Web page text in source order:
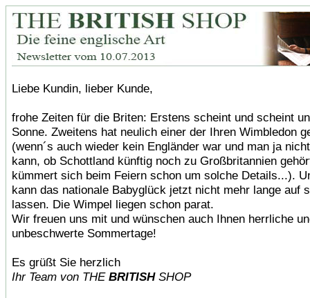
Liebe Kundin, lieber Kunde,
frohe Zeiten für die Briten: Erstens scheint und scheint
Sonne. Zweitens hat neulich einer der Ihren Wimbledon
(wenn´s auch wieder kein Engländer war und man ja
kann, ob Schottland künftig noch zu Großbritannien
kümmert sich beim Feiern schon um solche Details...).
kann das nationale Babyglück jetzt nicht mehr lange auf
lassen. Die Wimpel liegen schon parat.
Wir freuen uns mit und wünschen auch Ihnen herrliche
unbeschwerte Sommertage!
Es grüßt Sie herzlich
Ihr Team von THE BRITISHSHOP